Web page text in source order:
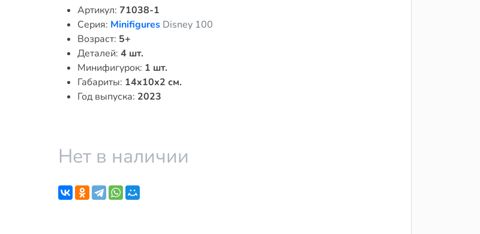
Артикул: 71038-1
Серия: Minifigures Disney 100
Возраст: 5+
Деталей: 4 шт.
Минифигурок: 1 шт.
Габариты: 14x10x2 см.
Год выпуска: 2023
Нет в наличии